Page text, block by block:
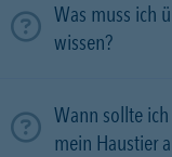
Was muss ich
wissen?
Wann sollte
mein Haustier